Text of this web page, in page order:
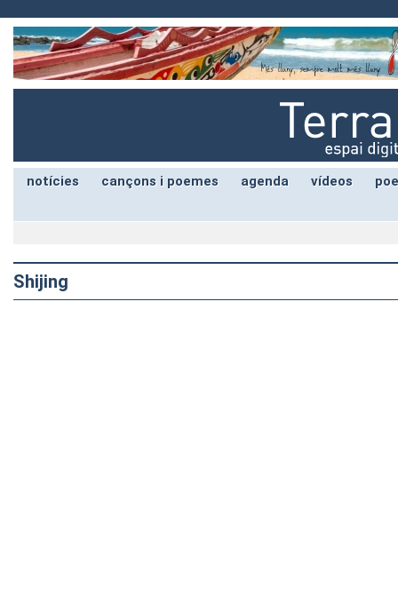
notícies cançons i poemes agenda vídeos
Shijing